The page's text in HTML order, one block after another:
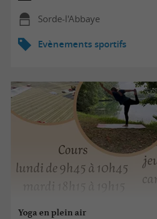
Sorde-l'Abbaye
Evènements sportifs
Yoga en plein air